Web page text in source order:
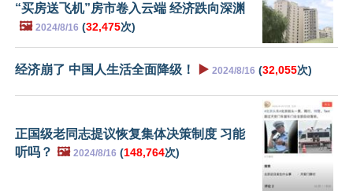
“买房送飞机”房市卷入云端 经济跌向深渊
🖼️ 2024/8/16 (32,475次)
经济崩了 中国人生活全面降级！ ▶️ 2024/8/16 (32,055次)
正国级老同志提议恢复集体决策制度 习能
听吗？ 🖼️ 2024/8/16 (148,764次)